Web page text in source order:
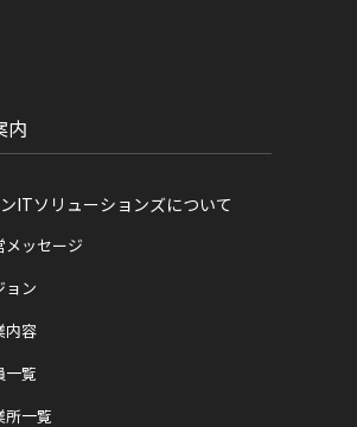
内
ITソリューションズについて
メッセージ
ョン
内容
一覧
所一覧